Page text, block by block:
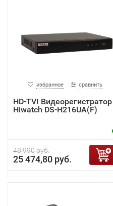
избранное сравнить
HD-TVI Видеорегистратор
Hiwatch DS-H216UA(F)
48 990 руб.
25 474,80 руб.